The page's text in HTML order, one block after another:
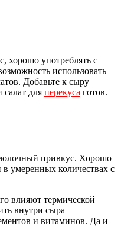
хорошо употреблять с
использовать
Добавьте к сыру
для перекуса готов.
привкус. Хорошо
в умеренных количествах с
влияют термической
внутри сыра
и витаминов. Да и